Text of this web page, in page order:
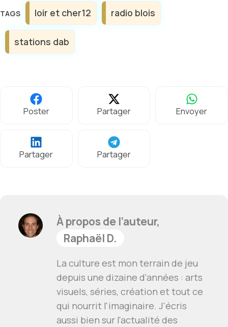
Étiquettes
loir et cher12 radio blois
stations dab
Poster Partager Envoyer
Partager Partager
À propos de l’auteur,
Raphaël D.
La culture est mon terrain de jeu
depuis une dizaine d'années : arts
visuels, séries, création et tout ce
qui nourrit l'imaginaire. J'écris
aussi bien sur l'actualité des